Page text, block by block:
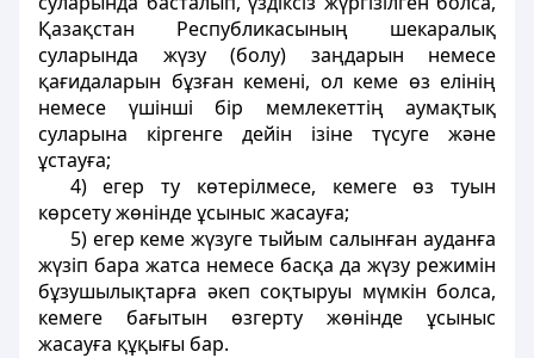
Қазақстан Республикасының шекаралық
суларында жүзу (болу) заңдарын немесе
қағидаларын бұзған кеменi, ол кеме өз елiнiң
немесе үшiншi бiр мемлекеттiң аумақтық
суларына кiргенге дейiн ізіне түсуге және
ұстауға;
4) егер ту көтерiлмесе, кемеге өз туын
көрсету жөнiнде ұсыныс жасауға;
5) егер кеме жүзуге тыйым салынған ауданға
жүзiп бара жатса немесе басқа да жүзу режимiн
бұзушылықтарға әкеп соқтыруы мүмкiн болса,
кемеге бағытын өзгерту жөнiнде ұсыныс
жасауға құқығы бар.